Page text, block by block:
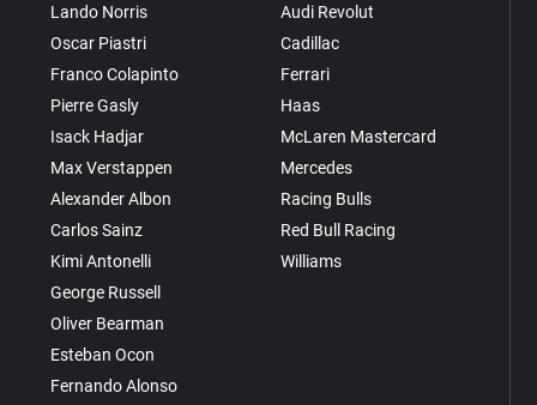
Lando Norris
Oscar Piastri
Franco Colapinto
Pierre Gasly
Isack Hadjar
Max Verstappen
Alexander Albon
Carlos Sainz
Kimi Antonelli
George Russell
Oliver Bearman
Esteban Ocon
Fernando Alonso
Audi Revolut
Cadillac
Ferrari
Haas
McLaren Mastercard
Mercedes
Racing Bulls
Red Bull Racing
Williams